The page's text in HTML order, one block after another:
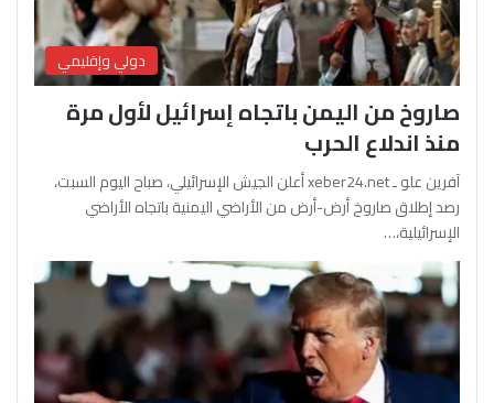
دولي وإقليمي
صاروخ من اليمن باتجاه إسرائيل لأول مرة
منذ اندلاع الحرب
آفرين علو ـ xeber24.net أعلن الجيش الإسرائيلي، صباح اليوم السبت،
رصد إطلاق صاروخ أرض-أرض من الأراضي اليمنية باتجاه الأراضي
الإسرائيلية،…